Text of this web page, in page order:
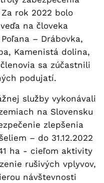
rok 2022 bolo
na človeka
– Drábovka,
Kamenistá dolina,
sa zúčastnili
podujatí.
služby vykonávali
na Slovensku
zlepšenia
– do 31.12.2022
ha - cieľom aktivity
rušivých vplyvov,
návštevnosti